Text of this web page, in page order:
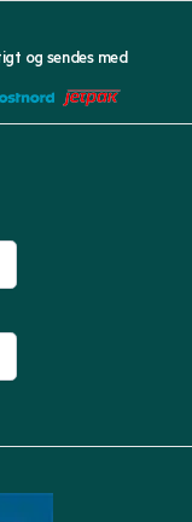
og sendes med